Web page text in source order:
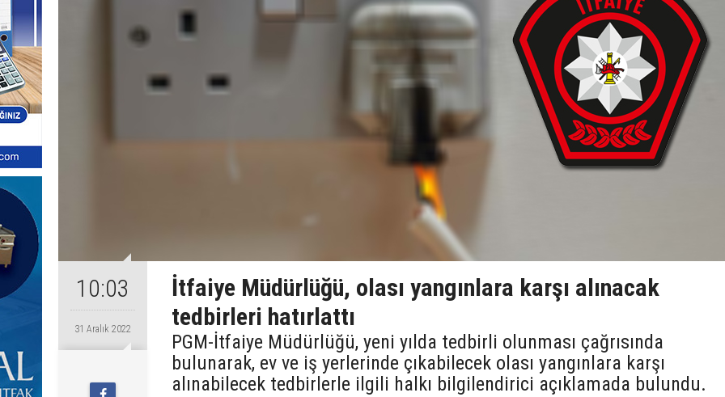
10:03
31 Aralık 2022
İtfaiye Müdürlüğü, olası yangınlara karşı alınacak
tedbirleri hatırlattı
PGM-İtfaiye Müdürlüğü, yeni yılda tedbirli olunması çağrısında
bulunarak, ev ve iş yerlerinde çıkabilecek olası yangınlara karşı
alınabilecek tedbirlerle ilgili halkı bilgilendirici açıklamada bulundu.